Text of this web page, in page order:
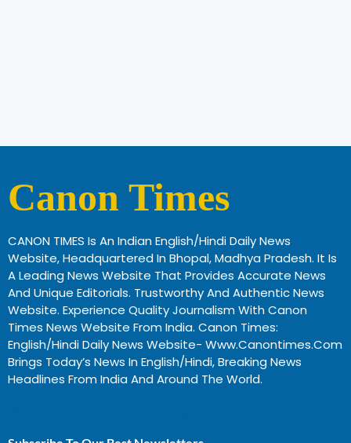
Canon Times
CANON TIMES Is An Indian English/Hindi Daily News
Website, Headquartered In Bhopal, Madhya Pradesh. It Is
A Leading News Website That Provides Accurate News
And Unique Editorials. Trustworthy And Authentic News
Website. Experience Quality Journalism With Canon
Times News Website From India. Canon Times:
English/Hindi Daily News Website- Www.canontimes.com
Brings Today’s News In English/Hindi, Breaking News
Headlines From India And Around The World.